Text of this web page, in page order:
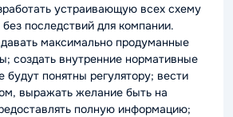
устраивающую всех схему
последствий для компании.
максимально продуманные
создать внутренние нормативные
будут понятны регулятору; вести
выражать желание быть на
полную информацию;